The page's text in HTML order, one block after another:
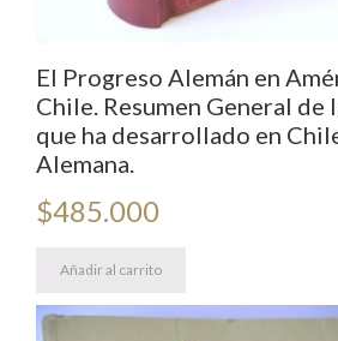
El Progreso Alemán en
Chile. Resumen General de
que ha desarrollado en
Alemana.
$485.000
Añadir al carrito